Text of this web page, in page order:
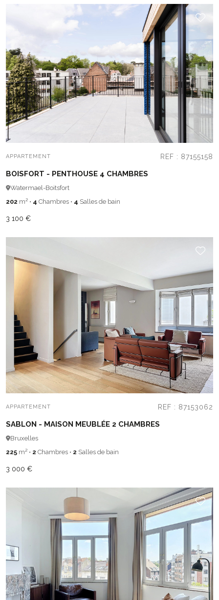
APPARTEMENT REF : 87155158
BOISFORT - PENTHOUSE 4 CHAMBRES
Watermael-Boitsfort
202 m² • 4 Chambres • 4 Salles de bain
3 100 €
APPARTEMENT REF : 87153062
SABLON - MAISON MEUBLÉE 2 CHAMBRES
Bruxelles
225 m² • 2 Chambres • 2 Salles de bain
3 000 €